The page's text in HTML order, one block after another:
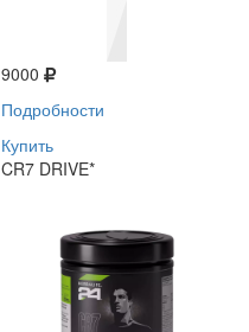
9000
Подробности
Купить
CR7 DRIVE*